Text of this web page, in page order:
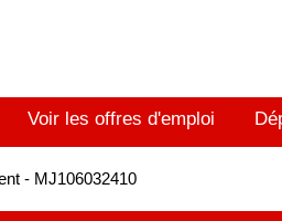
Voir les offres d'emploi
- MJ106032410